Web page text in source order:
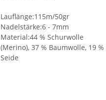
Lauflänge:115m/50gr
Nadelstärke:6 - 7mm
Material:44 % Schurwolle
(Merino), 37 % Baumwolle, 19 %
Seide